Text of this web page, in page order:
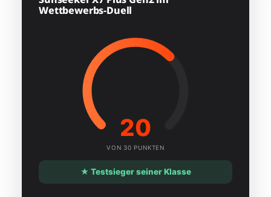
Wettbewerbs-Duell
20
VON 30 PUNKTEN
★ Testsieger seiner Klasse